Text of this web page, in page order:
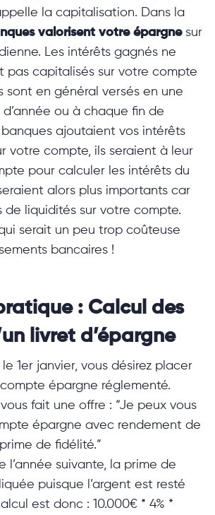
la capitalisation. Dans la
valorisent votre épargnesur
Les intérêts gagnés ne
pas capitalisés sur votre compte
sont en général versés en une
ou à chaque fin de
banques ajoutaient vos intérêts
votre compte, ils seraient à leur
pour calculer les intérêts du
alors plus importants car
de liquidités sur votre compte.
serait un peu trop coûteuse
bancaires !
: Calcul des
livret d’épargne
1er janvier, vous désirez placer
épargne réglementé.
fait une offre : “Je peux vous
épargne avec rendement de
prime de fidélité.”
l’année suivante, la prime de
puisque l’argent est resté
est donc : 10.000€ * 4% *